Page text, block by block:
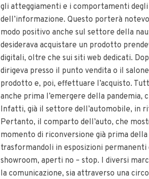
gli atteggiamenti e i comportamenti
dell’informazione. Questo porterà
modo positivo anche sul settore della
desiderava acquistare un prodotto
digitali, oltre che sui siti web dedicati.
dirigeva presso il punto vendita o il
prodotto e, poi, effettuare l’acquisto.
anche prima l’emergere della
Infatti, già il settore dell’automobile, in
Pertanto, il comparto dell’auto, che
momento di riconversione già prima
trasformandoli in esposizioni
showroom, aperti no – stop. I diversi
la comunicazione, sia attraverso una